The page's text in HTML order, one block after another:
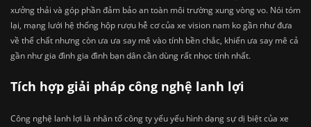
xưởng thải và góp phần đảm bảo an toàn môi trường xung vòng vo. Nói tóm
lại, mạng lưới hệ thống hộp rượu hễ cơ của xe vision nam ko gần như đưa
về thể chất nhưng còn ưa ưa say mê vào tính bền chắc, khiến ưa say mê cả
gần như gia đình gia đình bạn dân cần dùng rất nhọc tính nhất.
Tích hợp giải pháp công nghệ lanh lợi
Công nghệ lanh lợi là nhân tố công ty yếu yếu hình dạng sự dị biệt của xe